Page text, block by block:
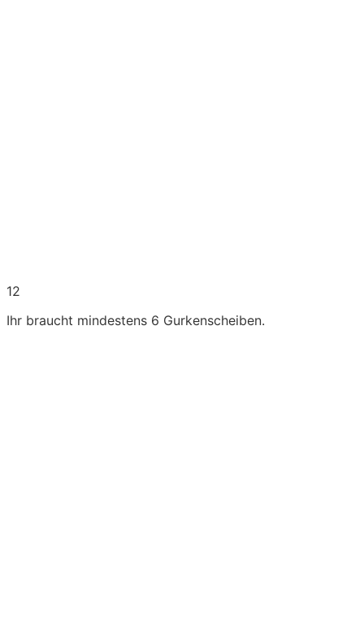
12
Ihr braucht mindestens 6 Gurkenscheiben.